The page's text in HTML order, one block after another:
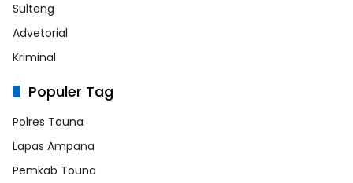
Sulteng
Advetorial
Kriminal
Populer Tag
Polres Touna
Lapas Ampana
Pemkab Touna